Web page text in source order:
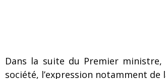
Dans la suite du Premier ministre,
société, l’expression notamment